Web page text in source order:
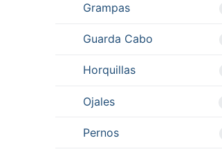
Grampas
Guarda Cabo
Horquillas
Ojales
Pernos